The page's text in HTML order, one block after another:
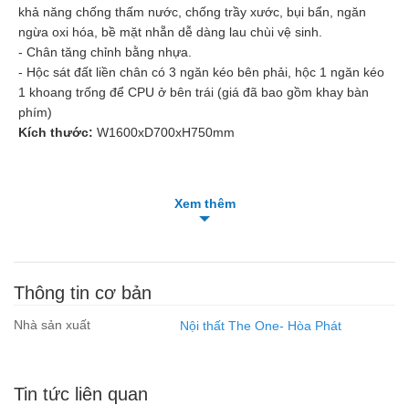
khả năng chống thấm nước, chống trầy xước, bụi bẩn, ngăn
ngừa oxi hóa, bề mặt nhẵn dễ dàng lau chùi vệ sinh.
- Chân tăng chỉnh bằng nhựa.
- Hộc sát đất liền chân có 3 ngăn kéo bên phải, hộc 1 ngăn kéo
1 khoang trống để CPU ở bên trái (giá đã bao gồm khay bàn
phím)
Kích thước: W1600xD700xH750mm
Xem thêm
Thông tin cơ bản
Nhà sản xuất Nội thất The One- Hòa Phát
Tin tức liên quan